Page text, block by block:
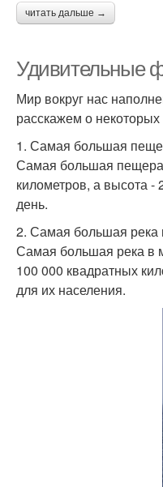
читать дальше →
Удивительные
Мир вокруг нас
расскажем о некоторых
1. Самая большая
Самая большая пещера
километров, а высота
день.
2. Самая большая река
Самая большая река в
100 000 квадратных
для их населения.